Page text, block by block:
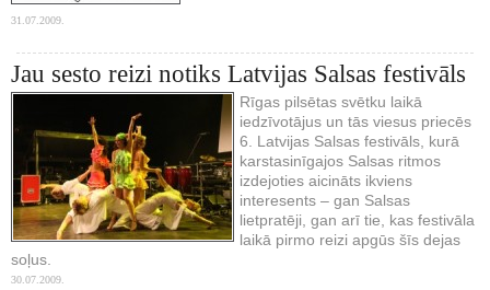
31.07.2009.
Jau sesto reizi notiks Latvijas Salsas festivāls
Rīgas pilsētas svētku laikā
iedzīvotājus un tās viesus priecēs
6. Latvijas Salsas festivāls, kurā
karstasinīgajos Salsas ritmos
izdejoties aicināts ikviens
interesents – gan Salsas
lietpratēji, gan arī tie, kas festivāla
laikā pirmo reizi apgūs šīs dejas
soļus.
30.07.2009.